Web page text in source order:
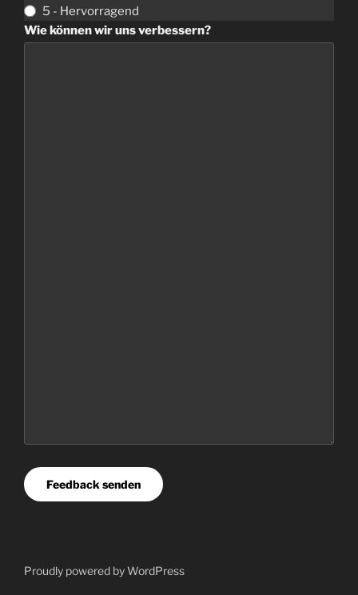
5 - Hervorragend
Wie können wir uns verbessern?
Feedback senden
Proudly powered byWordPress